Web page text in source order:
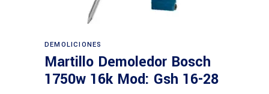
DEMOLICIONES
Martillo Demoledor Bosch
1750w 16k Mod: Gsh 16-28